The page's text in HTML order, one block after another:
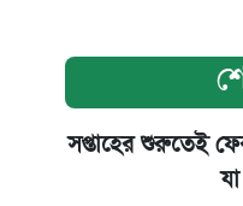
সপ্তাহের শুরুতেই